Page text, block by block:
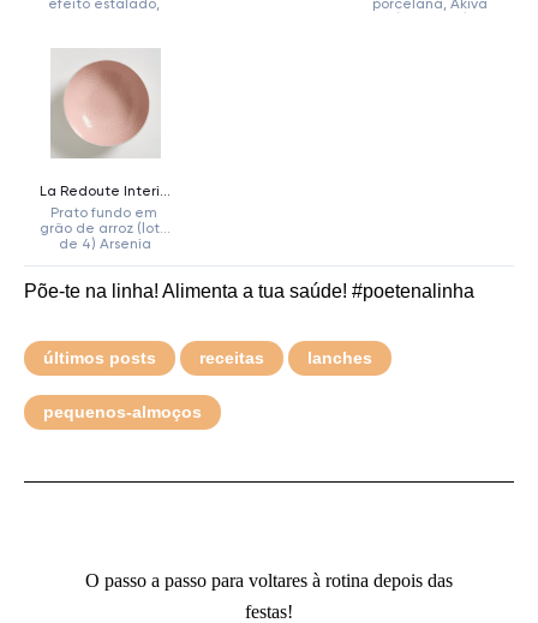
Põe-te na linha! Alimenta a tua saúde! #poetenalinha
últimos posts receitas lanches
pequenos-almoços
O passo a passo para voltares à rotina depois das
festas!